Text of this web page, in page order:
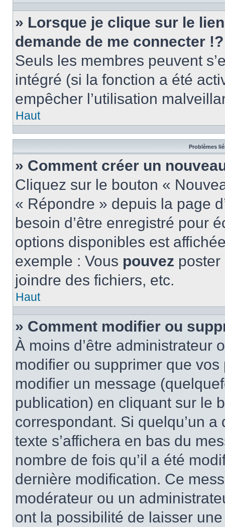
» Lorsque je clique sur le
demande de me connecter !?
Seuls les membres peuvent
intégré (si la fonction a été
empêcher l’utilisation
Haut
Problèmes
» Comment créer un
Cliquez sur le bouton «
« Répondre » depuis la page
besoin d’être enregistré pour
options disponibles est
exemple : Vous pouvez
joindre des fichiers, etc.
Haut
» Comment modifier ou
À moins d’être administrateur
modifier ou supprimer que
modifier un message
publication) en cliquant sur le
correspondant. Si quelqu’un
texte s’affichera en bas du
nombre de fois qu’il a été
dernière modification. Ce
modérateur ou un
ont la possibilité de laisser